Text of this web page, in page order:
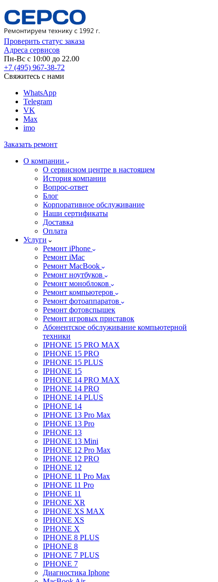
Проверить статус заказа
Адреса сервисов
Пн-Вс с 10:00 до 22.00
+7 (495) 967-38-72
Свяжитесь с нами
WhatsApp
Telegram
VK
Max
imo
Заказать ремонт
О компании
О сервисном центре в настоящем
История компании
Вопрос-ответ
Блог
Корпоративное обслуживание
Наши сертификаты
Доставка
Оплата
Услуги
Ремонт iPhone
Ремонт iMac
Ремонт MacBook
Ремонт ноутбуков
Ремонт моноблоков
Ремонт компьютеров
Ремонт фотоаппаратов
Ремонт фотовспышек
Ремонт игровых приставок
Абонентское обслуживание компьютерной
техники
IPHONE 15 PRO MAX
IPHONE 15 PRO
IPHONE 15 PLUS
IPHONE 15
IPHONE 14 PRO MAX
IPHONE 14 PRO
IPHONE 14 PLUS
IPHONE 14
IPHONE 13 Pro Max
IPHONE 13 Pro
IPHONE 13
IPHONE 13 Mini
IPHONE 12 Pro Max
IPHONE 12 PRO
IPHONE 12
IPHONE 11 Pro Max
IPHONE 11 Pro
IPHONE 11
IPHONE XR
IPHONE XS MAX
IPHONE XS
IPHONE X
IPHONE 8 PLUS
IPHONE 8
IPHONE 7 PLUS
IPHONE 7
Диагностика Iphone